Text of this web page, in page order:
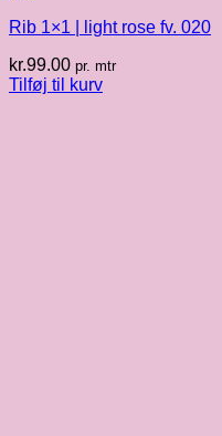
Rib 1×1 | light rose fv. 020
kr.99.00 pr. mtr
Tilføj til kurv